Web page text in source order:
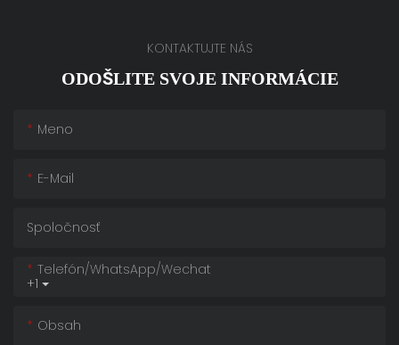
KONTAKTUJTE NÁS
ODOŠLITE SVOJE INFORMÁCIE
Meno
E-Mail
Spoločnosť
+1
Telefón/whatsApp/wechat
Obsah